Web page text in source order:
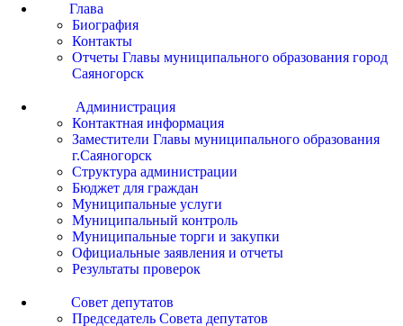
Глава
Биография
Контакты
Отчеты Главы муниципального образования город
Саяногорск
Администрация
Контактная информация
Заместители Главы муниципального образования
г.Саяногорск
Структура администрации
Бюджет для граждан
Муниципальные услуги
Муниципальный контроль
Муниципальные торги и закупки
Официальные заявления и отчеты
Результаты проверок
Совет депутатов
Председатель Совета депутатов